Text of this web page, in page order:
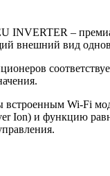
INVERTER –
внешний вид
Wi-Fi
Ion) и функцию